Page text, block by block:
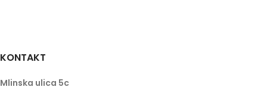
KONTAKT
Mlinska ulica 5c